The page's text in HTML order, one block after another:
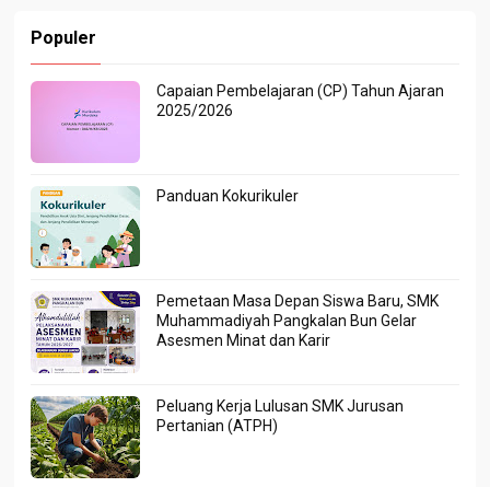
Populer
Capaian Pembelajaran (CP) Tahun Ajaran
2025/2026
Panduan Kokurikuler
Pemetaan Masa Depan Siswa Baru, SMK
Muhammadiyah Pangkalan Bun Gelar
Asesmen Minat dan Karir
Peluang Kerja Lulusan SMK Jurusan
Pertanian (ATPH)